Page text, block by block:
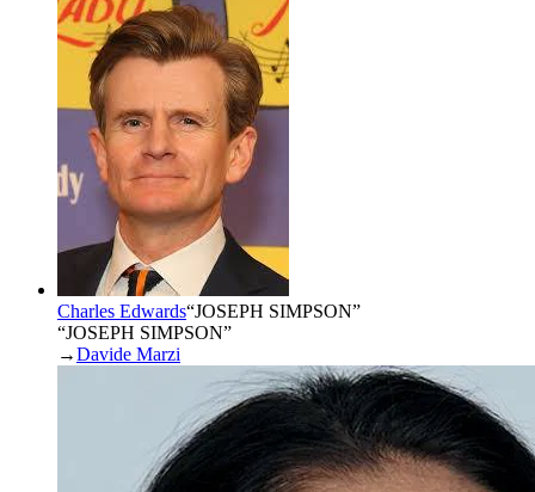
Charles Edwards“JOSEPH SIMPSON”
“JOSEPH SIMPSON”
→Davide Marzi